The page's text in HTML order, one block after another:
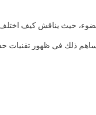
حيث يناقش كيف
ذلك في ظهور تقنيات